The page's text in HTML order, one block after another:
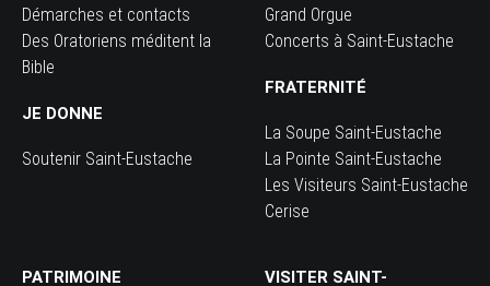
Démarches et contacts
Des Oratoriens méditent la
Bible
JE DONNE
Soutenir Saint-Eustache
Grand Orgue
Concerts à Saint-Eustache
FRATERNITÉ
La Soupe Saint-Eustache
La Pointe Saint-Eustache
Les Visiteurs Saint-Eustache
Cerise
PATRIMOINE
VISITER SAINT-